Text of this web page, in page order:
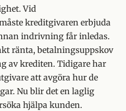
Vid
kreditgivaren erbjuda
indrivning får inledas.
ränta, betalningsuppskov
av krediten. Tidigare har
att avgöra hur de
Nu blir det en laglig
hjälpa kunden.